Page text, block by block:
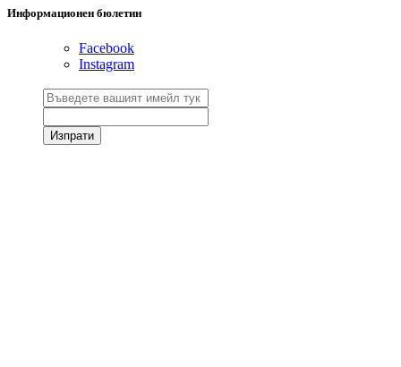
Информационен бюлетин
Facebook
Instagram